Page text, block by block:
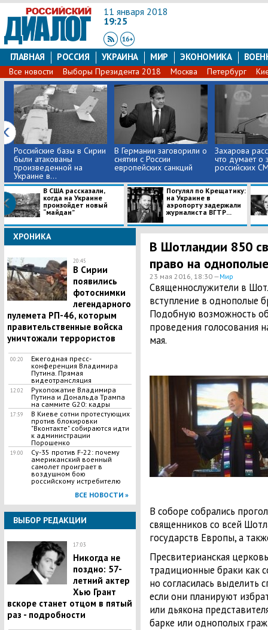
11 января 2018
19:25
ГЛАВНАЯ РОССИЯ УКРАИНА МИР ЭКОНОМИКА
Все новости Выборы Президента 2018 Москва Петербург
Российские базы в Сирии
были атакованы
произведенной на
Украине в...
В Германии заговорили о
снятии с России
европейских санкций
Захарова
что думает о
российских
В США рассказали,
когда на Украине
произойдет новый
“майдан”
Погулял по Крещатику:
на Украине в
аэропорту задержали
журналиста ВГТР...
ХРОНИКА
20:45
В Сирии
появились
фотоснимки
легендарного
пулемета РП-46, которым
правительственные войска
уничтожали террористов
00:20
Ежегодная пресс-
конференция Владимира
Путина. Прямая
видеотрансляция
12:02
Рукопожатие Владимира
Путина и Дональда Трампа
на саммите G20: кадры
17:59
В Киеве сотни протестующих
против блокировки
"Вконтакте" собираются идти
к администрации
Порошенко
19:00
Су-35 против F-22: почему
американский военный
самолет проиграет в
воздушном бою
российскому истребителю
ВСЕ НОВОСТИ »
ВЫБОР РЕДАКЦИИ
17:03
Никогда не
поздно: 57-
летний актер
Хью Грант
вскоре станет отцом в пятый
раз - подробности
В Шотландии 850
право на
23 мая 2016, 18:30 —Мир
Священнослужители в
вступление в однополые
Подобную возможность
проведения голосования
мая.
В соборе собрались
священников со всей
государств Европы, а
Пресвитерианская
традиционные браки как
но согласилась выделить
если они планируют
или дьякона
барке или однополых